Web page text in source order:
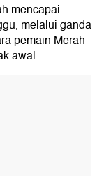
mencapai
melalui ganda
pemain Merah
awal.